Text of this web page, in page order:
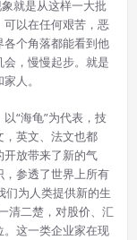
就是从这样一大批
以在任何艰苦，恶
个角落都能看到他
，慢慢起步。就是
人。
“海龟”为代表，技
英文、法文也都
放带来了新的气
参透了世界上所有
们为人类提供新的生
清二楚，对股价、汇
这一类企业家在现